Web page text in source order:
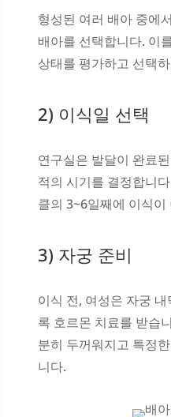
형성된 여러 배아 중에
배아를 선택합니다. 이
상태를 평가하고 선택
2) 이식일 선택
연구실은 발달이 완료
적의 시기를 결정합니
클의 3~6일째에 이식
3) 자궁 준비
이식 전, 여성은 자궁
록 호르몬 치료를 받습
분히 두꺼워지고 특정
니다.